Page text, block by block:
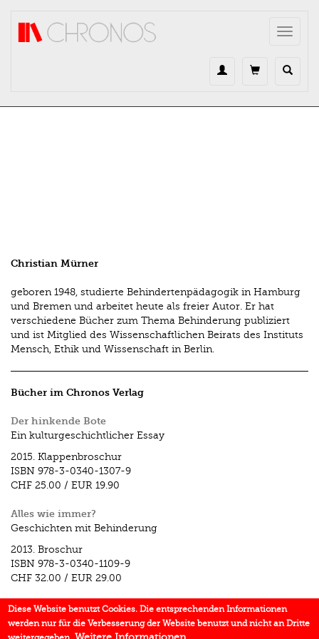
Toggle
Christian Mürner
geboren 1948, studierte Behindertenpädagogik in Hamburg
und Bremen und arbeitet heute als freier Autor. Er hat
verschiedene Bücher zum Thema Behinderung publiziert
und ist Mitglied des Wissenschaftlichen Beirats des Instituts
Mensch, Ethik und Wissenschaft in Berlin.
Bücher im Chronos Verlag
Der hinkende Bote
Ein kulturgeschichtlicher Essay
2015. Klappenbroschur
ISBN 978-3-0340-1307-9
CHF 25.00 / EUR 19.90
Alles wie immer?
Geschichten mit Behinderung
2013. Broschur
ISBN 978-3-0340-1109-9
CHF 32.00 / EUR 29.00
Aufsätze im Chronos Verlag
Diese Website benutzt Cookies. Die entsprechenden Informationen
werden nur für die Verbesserung der Website benutzt und nicht an Dritte